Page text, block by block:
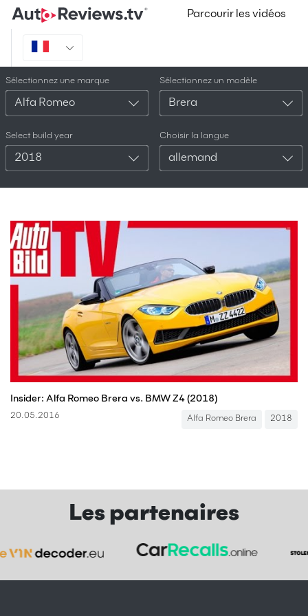
Parcourir les vidéos
Sélectionnez une marque
Alfa Romeo
Sélectionnez un modèle
Brera
Select build year
2018
Choisir la langue
allemand
Insider: Alfa Romeo Brera vs. BMW Z4 (2018)
20.05.2016 Alfa Romeo Brera 2018
Les partenaires